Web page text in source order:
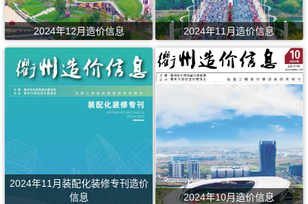
2024年12月造价信息 2024年11月造价信息
2024年11月装配化装修专刊造价
信息
2024年10月造价信息